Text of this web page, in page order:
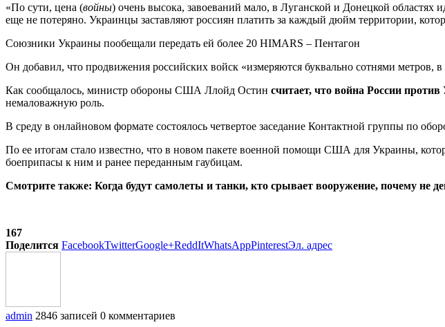
«По сути, цена (войны) очень высока, завоеваний мало, в Луганской и Донецкой
еще не потеряно. Украинцы заставляют россиян платить за каждый дюйм территории,
Союзники Украины пообещали передать ей более 20 HIMARS – Пентагон
Он добавил, что продвижения российских войск «измеряются буквально сотнями метров,
Как сообщалось, министр обороны США Ллойд Остин считает, что война России
немаловажную роль.
В среду в онлайновом формате состоялось четвертое заседание Контактной группы по
По ее итогам стало известно, что в новом пакете военной помощи США для Украины,
боеприпасы к ним и ранее переданным гаубицам.
Смотрите также: Когда будут самолеты и танки, кто срывает вооружение, почему не
167
Поделится FacebookTwitterGoogle+ReddItWhatsAppPinterestЭл. адрес
admin 2846 записей 0 комментариев